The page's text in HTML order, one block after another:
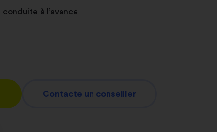
à l’avance
Contacte un conseiller